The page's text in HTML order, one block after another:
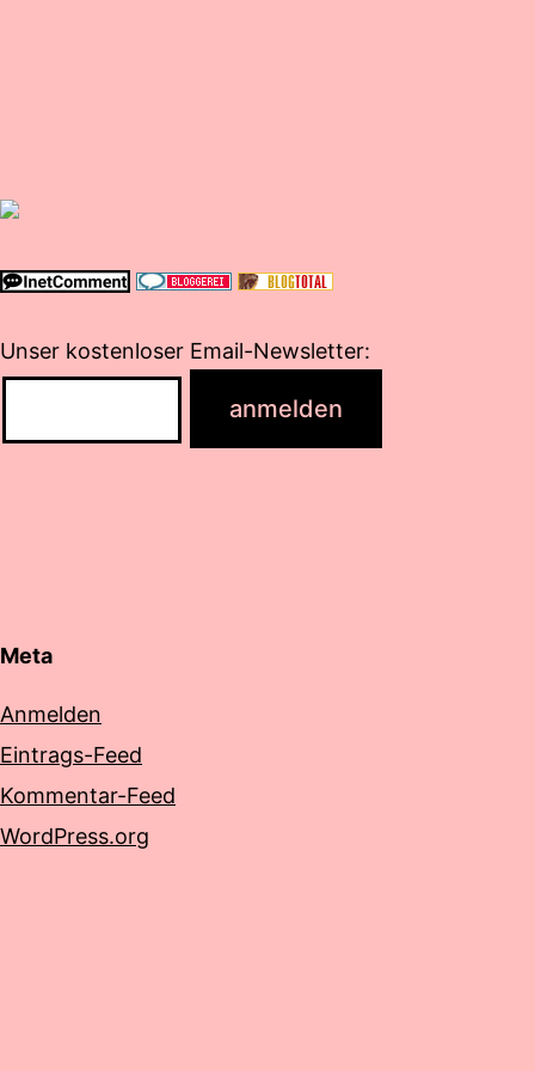
Unser kostenloser Email-Newsletter:
Meta
Anmelden
Eintrags-Feed
Kommentar-Feed
WordPress.org